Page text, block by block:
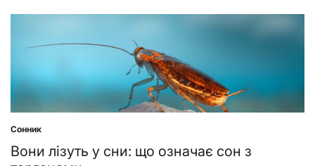
Posted
in
Сонник
Вони лізуть у сни: що означає сон з